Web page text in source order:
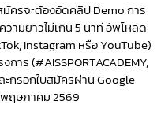
ครจะต้องอัดคลิป Demo การ
ามยาวไม่เกิน 5 นาที อัพโหลด
Instagram หรือ YouTube)
าร (#AISSPORTACADEMY,
กรอกใบสมัครผ่าน Google
ฤษภาคม 2569